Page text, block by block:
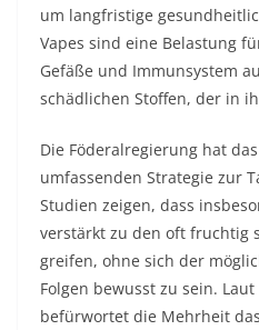
um langfristige
Vapes sind eine Belastung
Gefäße und Immunsystem
schädlichen Stoffen, der in
Die Föderalregierung hat
umfassenden Strategie zur
Studien zeigen, dass
verstärkt zu den oft fruchtig
greifen, ohne sich der
Folgen bewusst zu sein.
befürwortet die Mehrheit